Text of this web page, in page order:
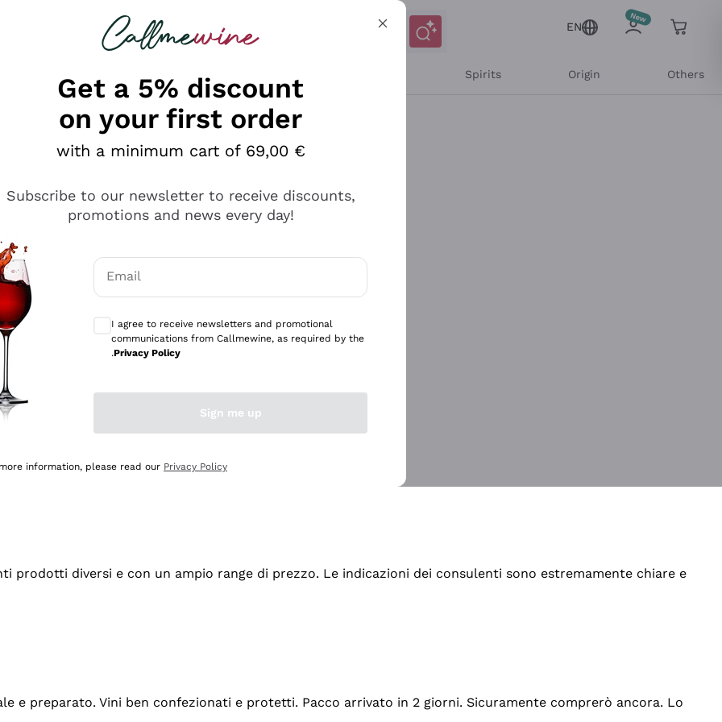
looking for
EN
Spirits Origin Others
professionalità
diversi e con un ampio range di prezzo. Le indicazioni dei consulenti sono estremamente chiare e
e preparato. Vini ben confezionati e protetti. Pacco arrivato in 2 giorni. Sicuramente comprerò ancora. Lo
Get a 5% discount
on your first order
with a minimum cart of 69,00 €
Subscribe to our newsletter to receive discounts,
promotions and news every day!
Email
I agree to receive newsletters and promotional
communications from Callmewine, as required by the
.Privacy Policy
Sign me up
information, please read our Privacy Policy